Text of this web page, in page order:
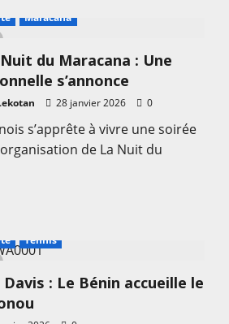
Maracana
du Maracana : Une
s’annonce
28 janvier 2026 0
s’apprête à vivre une soirée
de La Nuit du
Tennis
Davis : Le Bénin accueille le